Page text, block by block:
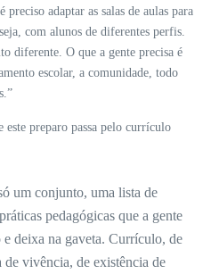
adaptar as salas de aulas para
com alunos de diferentes perfis.
diferente. O que a gente precisa é
escolar, a comunidade, todo
este preparo passa pelo currículo
um conjunto, uma lista de
pedagógicas que a gente
deixa na gaveta. Currículo, de
de vivência, de existência de